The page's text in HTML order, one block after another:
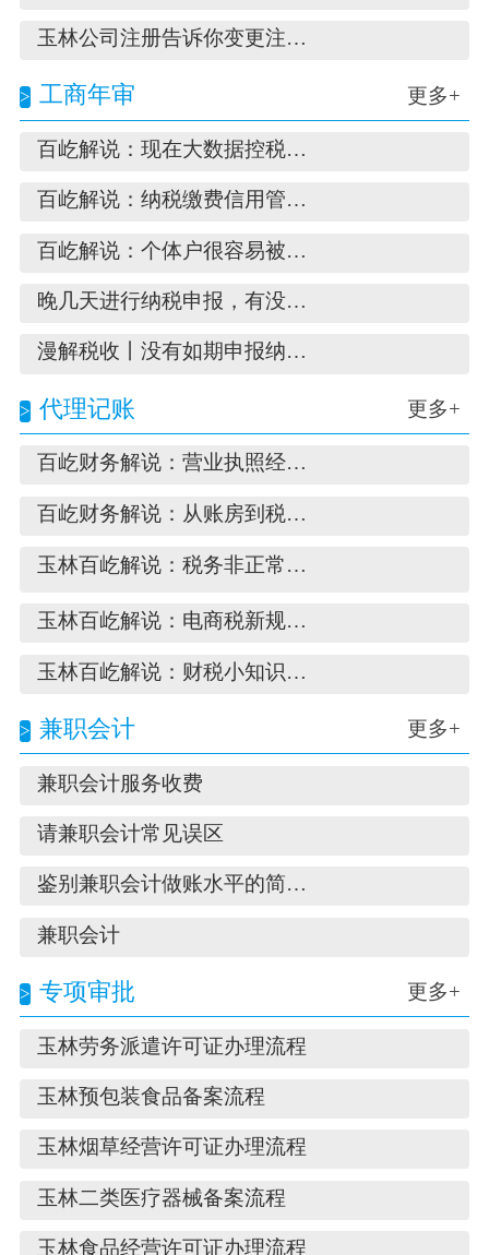
玉林公司注册告诉你变更注册资本注意事项
工商年审 更多+
百屹解说：现在大数据控税，一定要及时合规
百屹解说：纳税缴费信用管理办法政策要点
百屹解说：个体户很容易被罚的四个问题
晚几天进行纳税申报，有没有关系？
漫解税收丨没有如期申报纳税，对企业有啥影
代理记账 更多+
百屹财务解说：营业执照经营范围变更全流程
百屹财务解说：从账房到税管家：为何当代财
玉林百屹解说：税务非正常状态怎么办❓❓
玉林百屹解说：电商税新规，三分钟读懂核心
玉林百屹解说：财税小知识：常说的四流一致
兼职会计 更多+
兼职会计服务收费
请兼职会计常见误区
鉴别兼职会计做账水平的简易方法
兼职会计
专项审批 更多+
玉林劳务派遣许可证办理流程
玉林预包装食品备案流程
玉林烟草经营许可证办理流程
玉林二类医疗器械备案流程
玉林食品经营许可证办理流程